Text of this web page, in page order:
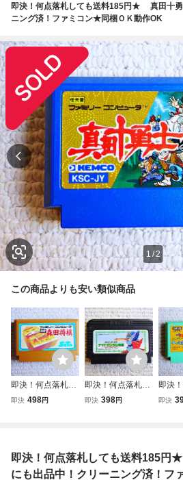
即決！何点落札しても送料185円★ 真田十
ニング済！ファミコン★同梱ＯＫ動作OK
1 /2
この商品よりも安い類似商品
即決！何点落札し
ても送料185円★
ァミコン★同梱Ｏ
Ｋ動作OK
即決 498円
即決！何点落札し
ても送料185円★
★同梱ＯＫ動作O
K
即決 398円
即決
ても
ミコ
動作
即決
即決！何点落札しても送料
にも出品中！クリーニング済！フ